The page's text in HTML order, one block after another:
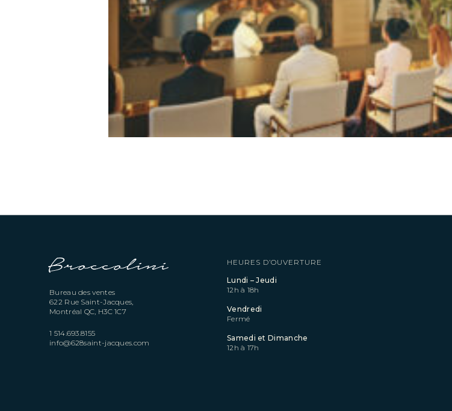
Bureau des ventes
622 Rue Saint-Jacques,
Montréal QC, H3C 1C7
1 514.693.8155
info@628saint-jacques.com
HEURES D’OUVERTURE
Lundi – Jeudi
12h à 18h
Vendredi
Fermé
Samedi et Dimanche
12h à 17h